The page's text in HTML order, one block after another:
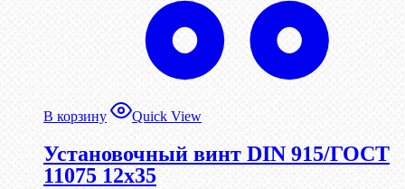
В корзину Quick View
Установочный винт DIN 915/ГОСТ
11075 12х35